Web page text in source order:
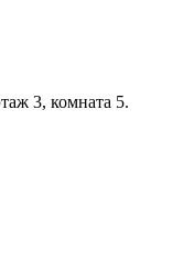
3, комната 5.